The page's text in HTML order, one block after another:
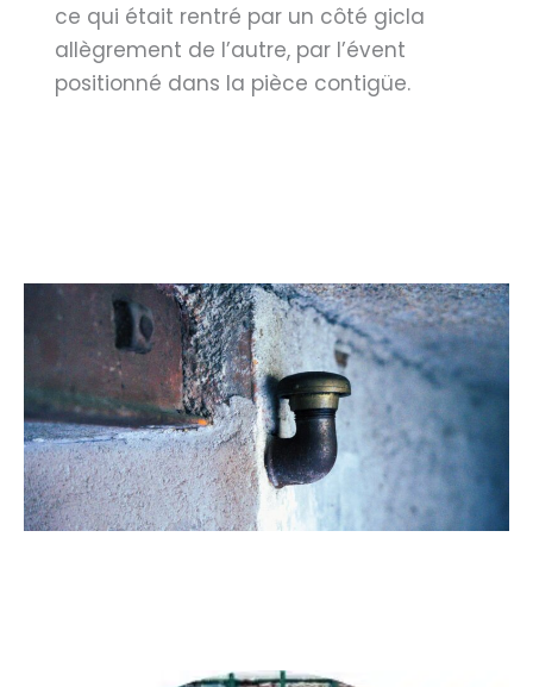
ce qui était rentré par un côté gicla
allègrement de l’autre, par l’évent
positionné dans la pièce contigüe.